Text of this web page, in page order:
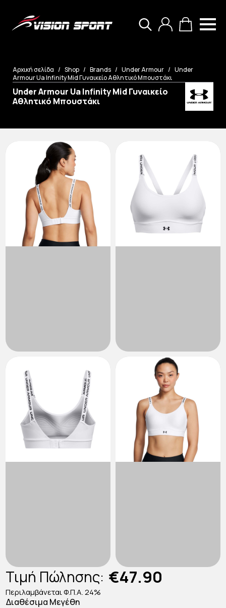
Αρχική σελίδα Shop Brands Under Armour
Under
Armour Ua Infinity Mid Γυναικείο Αθλητικό Μπουστάκι
Under Armour Ua Infinity Mid Γυναικείο
Αθλητικό Μπουστάκι
Τιμή Πώλησης: €47.90
Περιλαμβάνεται Φ.Π.Α. 24%
Διαθέσιμα Μεγέθη